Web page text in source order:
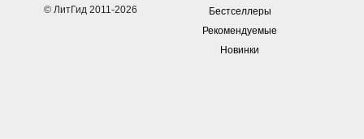
© ЛитГид 2011-2026
Бестселлеры
Рекомендуемые
Новинки